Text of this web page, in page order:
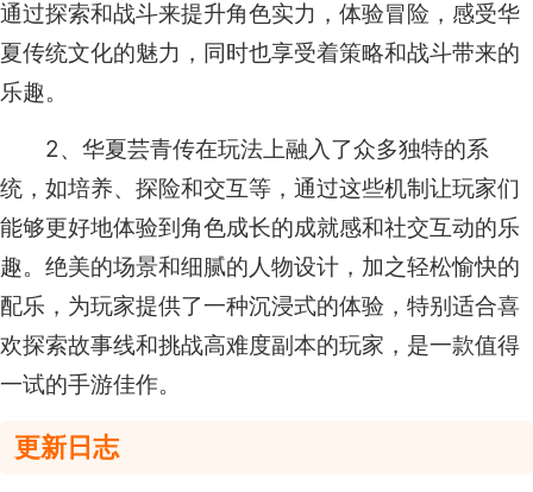
通过探索和战斗来提升角色实力，体验冒险，感受华
夏传统文化的魅力，同时也享受着策略和战斗带来的
乐趣。
2、华夏芸青传在玩法上融入了众多独特的系
统，如培养、探险和交互等，通过这些机制让玩家们
能够更好地体验到角色成长的成就感和社交互动的乐
趣。绝美的场景和细腻的人物设计，加之轻松愉快的
配乐，为玩家提供了一种沉浸式的体验，特别适合喜
欢探索故事线和挑战高难度副本的玩家，是一款值得
一试的手游佳作。
更新日志